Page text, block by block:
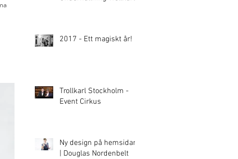
2017 - Ett magiskt år!
Trollkarl Stockholm -
Event Cirkus
Ny design på hemsidan!
| Douglas Nordenbelt